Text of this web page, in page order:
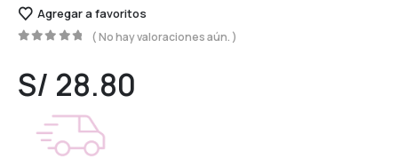
Agregar a favoritos
( No hay valoraciones aún. )
S/ 28.80